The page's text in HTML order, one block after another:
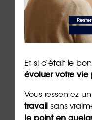
Viale formulaire
Par téléphone
Ou par email à
Et si c’était le
évoluer votre vie
Vous ressentez un
travail sans
le point en